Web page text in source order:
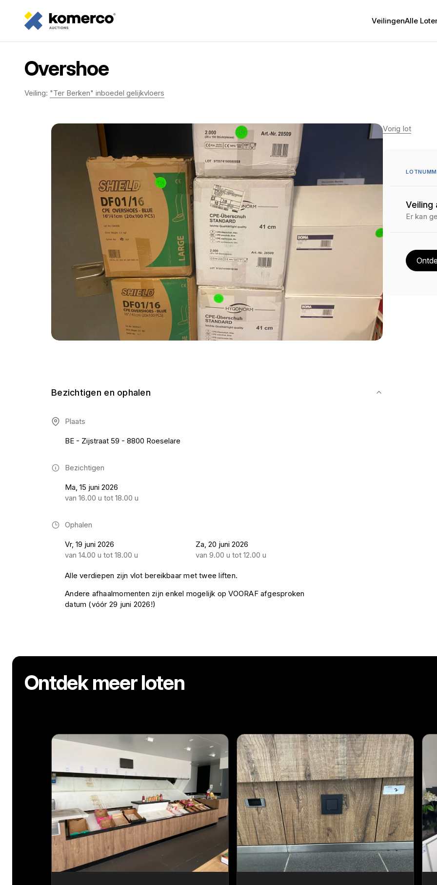
VeilingenAlle
Overshoe
Veiling: "Ter Berken" inboedel gelijkvloers
Bezichtigen en ophalen
Plaats
BE - Zijstraat 59 - 8800 Roeselare
Bezichtigen
Ma, 15 juni 2026
van 16.00 u tot 18.00 u
Ophalen
Vr, 19 juni 2026
van 14.00 u tot 18.00 u
Za, 20 juni 2026
van 9.00 u tot 12.00 u
Alle verdiepen zijn vlot bereikbaar met twee liften.
Andere afhaalmomenten zijn enkel mogelijk op VOORAF afgesproken
datum (vóór 29 juni 2026!)
Vorig lot
Veiling
Er kan
Ontdek meer loten